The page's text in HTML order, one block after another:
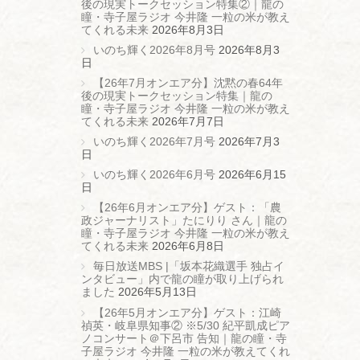
後の現実トークセッション特集②｜龍の
瞳・寺子屋ラジオ 今井隆 一粒の米が教え
てくれる未来 2026年8月3日
いのち輝く2026年8月号 2026年8月3
日
【26年7月オンエア分】沈黙の春64年
後の現実トークセッション特集｜龍の
瞳・寺子屋ラジオ 今井隆 一粒の米が教え
てくれる未来 2026年7月7日
いのち輝く2026年7月号 2026年7月3
日
いのち輝く2026年6月号 2026年6月15
日
【26年6月オンエア分】ゲスト：「農
政ジャーナリスト」たにりり さん｜龍の
瞳・寺子屋ラジオ 今井隆 一粒の米が教え
てくれる未来 2026年6月8日
毎日放送MBS |「坂本花織選手 独占イ
ンタビュー」内で龍の瞳が取り上げられ
ました 2026年5月13日
【26年5月オンエア分】ゲスト：江崎
禎英・岐阜県知事② ※5/30 紀平凱成ピア
ノコンサート＠下呂市 告知｜龍の瞳・寺
子屋ラジオ 今井隆 一粒の米が教えてくれ